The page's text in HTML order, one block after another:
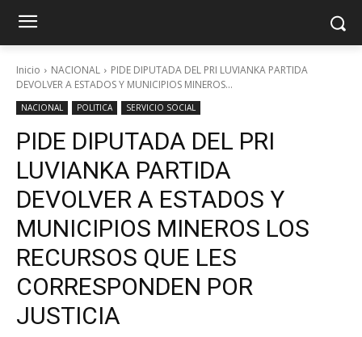
Inicio NACIONAL
PIDE DIPUTADA DEL PRI LUVIANKA PARTIDA
DEVOLVER A ESTADOS Y MUNICIPIOS MINEROS...
NACIONAL POLITICA SERVICIO SOCIAL
PIDE DIPUTADA DEL PRI
LUVIANKA PARTIDA
DEVOLVER A ESTADOS Y
MUNICIPIOS MINEROS LOS
RECURSOS QUE LES
CORRESPONDEN POR
JUSTICIA